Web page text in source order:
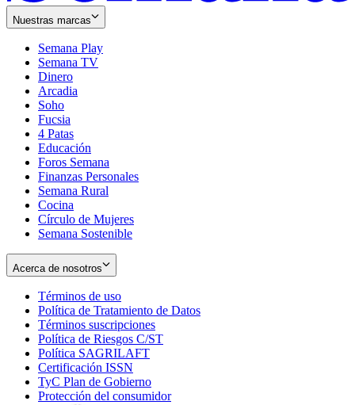
Nuestras marcas
Semana Play
Semana TV
Dinero
Arcadia
Soho
in
new
window
Fucsia
in
new
window
4 Patas
Educación
Foros Semana
Finanzas Personales
Semana Rural
Cocina
Círculo de Mujeres
Semana Sostenible
Acerca de nosotros
Términos de uso
in
new
window
Política de Tratamiento de Datos
Términos suscripciones
in
Política de Riesgos C/ST
Política SAGRILAFT
new
window
Certificación ISSN
in
new
TyC Plan de Gobierno
in
Protección del consumidorOpens